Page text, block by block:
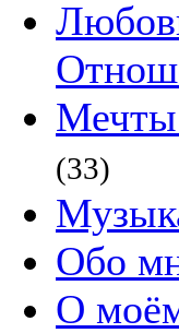
Мечты
(33)
Обо
О